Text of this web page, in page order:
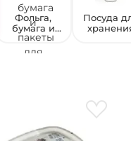
Фольга,
бумага и
пакеты для
кухни
Посуда